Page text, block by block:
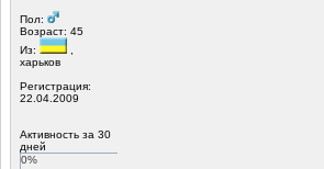
Пол:
Возраст: 45
Из:
харьков
Регистрация:
22.04.2009
Активность за 30
дней
0%